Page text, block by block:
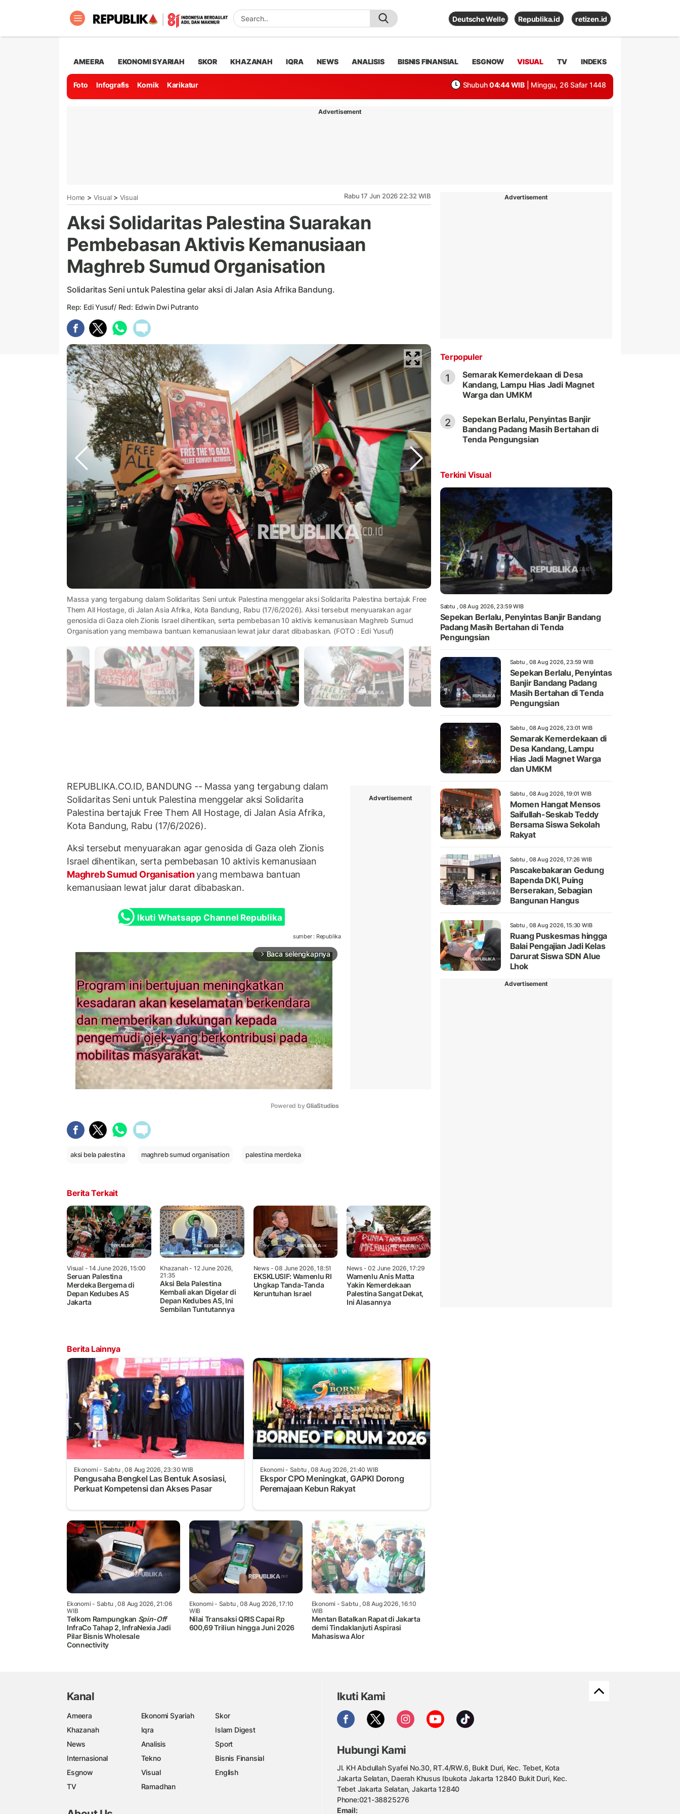
Deutsche Welle Republika.id retizen.id
AMEERA EKONOMI SYARIAH SKOR KHAZANAH IQRA NEWS ANALISIS BISNIS FINANSIAL ESGNOW VISUAL TV INDEKS
Foto Infografis Komik Karikatur Shubuh 04:44 WIB | Minggu, 26 Safar 1448
Advertisement
Home > Visual > Visual Rabu 17 Jun 2026 22:32 WIB
Aksi Solidaritas Palestina Suarakan
Pembebasan Aktivis Kemanusiaan
Maghreb Sumud Organisation
Solidaritas Seni untuk Palestina gelar aksi di Jalan Asia Afrika Bandung.
Rep: Edi Yusuf/ Red: Edwin Dwi Putranto
Massa yang tergabung dalam Solidaritas Seni untuk Palestina menggelar aksi Solidarita Palestina bertajuk Free
Them All Hostage, di Jalan Asia Afrika, Kota Bandung, Rabu (17/6/2026). Aksi tersebut menyuarakan agar
genosida di Gaza oleh Zionis Israel dihentikan, serta pembebasan 10 aktivis kemanusiaan Maghreb Sumud
Organisation yang membawa bantuan kemanusiaan lewat jalur darat dibabaskan. (FOTO : Edi Yusuf)
REPUBLIKA.CO.ID, BANDUNG -- Massa yang tergabung dalam
Solidaritas Seni untuk Palestina menggelar aksi Solidarita
Palestina bertajuk Free Them All Hostage, di Jalan Asia Afrika,
Kota Bandung, Rabu (17/6/2026).
Aksi tersebut menyuarakan agar genosida di Gaza oleh Zionis
Israel dihentikan, serta pembebasan 10 aktivis kemanusiaan
Maghreb Sumud Organisationyang membawa bantuan
kemanusiaan lewat jalur darat dibabaskan.
Ikuti Whatsapp Channel Republika
sumber : Republika
arrow_forward_ios Baca selengkapnya
Powered by GliaStudios
Advertisement
aksi bela palestina maghreb sumud organisation palestina merdeka
Berita Terkait
Visual - 14 June 2026, 15:00
Seruan Palestina
Merdeka Bergema di
Depan Kedubes AS
Jakarta
Khazanah- 12 June 2026,
21:35
Aksi Bela Palestina
Kembali akan Digelar di
Depan Kedubes AS, Ini
Sembilan Tuntutannya
News- 08 June 2026, 18:51
EKSKLUSIF: Wamenlu RI
Ungkap Tanda-Tanda
Keruntuhan Israel
News - 02 June 2026, 17:29
Wamenlu Anis Matta
Yakin Kemerdekaan
Palestina Sangat Dekat,
Ini Alasannya
Berita Lainnya
Ekonomi- Sabtu , 08 Aug 2026, 23:30 WIB
Pengusaha Bengkel Las Bentuk Asosiasi,
Perkuat Kompetensi dan Akses Pasar
Ekonomi- Sabtu , 08 Aug 2026, 21:40 WIB
Ekspor CPO Meningkat, GAPKI Dorong
Peremajaan Kebun Rakyat
Ekonomi- Sabtu , 08 Aug 2026, 21:06
WIB
Telkom Rampungkan Spin-Off
InfraCo Tahap 2, InfraNexia Jadi
Pilar Bisnis Wholesale
Connectivity
Ekonomi- Sabtu , 08 Aug 2026, 17:10
WIB
Nilai Transaksi QRIS Capai Rp
600,69 Triliun hingga Juni 2026
Ekonomi - Sabtu , 08 Aug 2026, 16:10
WIB
Mentan Batalkan Rapat di Jakarta
demi Tindaklanjuti Aspirasi
Mahasiswa Alor
Advertisement
Terpopuler
1
Semarak Kemerdekaan di Desa
Kandang, Lampu Hias Jadi Magnet
Warga dan UMKM
2
Sepekan Berlalu, Penyintas Banjir
Bandang Padang Masih Bertahan di
Tenda Pengungsian
Terkini Visual
Sabtu , 08 Aug 2026, 23:59 WIB
Sepekan Berlalu, Penyintas Banjir Bandang
Padang Masih Bertahan di Tenda
Pengungsian
Sabtu , 08 Aug 2026, 23:59 WIB
Sepekan Berlalu, Penyintas
Banjir Bandang Padang
Masih Bertahan di Tenda
Pengungsian
Sabtu , 08 Aug 2026, 23:01 WIB
Semarak Kemerdekaan di
Desa Kandang, Lampu
Hias Jadi Magnet Warga
dan UMKM
Sabtu , 08 Aug 2026, 19:01 WIB
Momen Hangat Mensos
Saifullah-Seskab Teddy
Bersama Siswa Sekolah
Rakyat
Sabtu , 08 Aug 2026, 17:26 WIB
Pascakebakaran Gedung
Bapenda DKI, Puing
Berserakan, Sebagian
Bangunan Hangus
Sabtu , 08 Aug 2026, 15:30 WIB
Ruang Puskesmas hingga
Balai Pengajian Jadi Kelas
Darurat Siswa SDN Alue
Lhok
Advertisement
Kanal
Ameera Ekonomi Syariah
Skor
Khazanah
Iqra
Islam Digest
News
Analisis
Sport
Internasional
Tekno
Bisnis Finansial
Esgnow
Visual
English
TV
Ramadhan
Ikuti Kami
Hubungi Kami
Jl. KH Abdullah Syafei No.30, RT.4/RW.6, Bukit Duri, Kec. Tebet, Kota
Jakarta Selatan, Daerah Khusus Ibukota Jakarta 12840 Bukit Duri, Kec.
Tebet Jakarta Selatan, Jakarta 12840
Phone:021-38825276
Email: